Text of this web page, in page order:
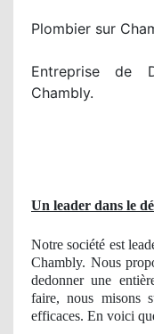
Plombier sur
Entreprise de
Chambly.
Un leader dans le
Notre société est
Chambly. Nous
dedonner une
faire, nous misons
efficaces. En voici